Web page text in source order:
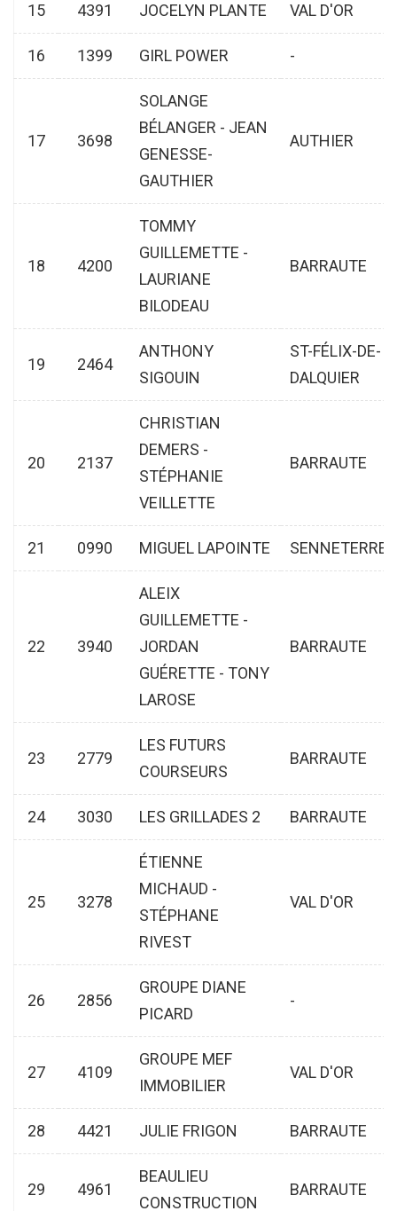
15 4391 JOCELYN PLANTE VAL D'OR
16 1399 GIRL POWER -
17 3698
SOLANGE
BÉLANGER - JEAN
GENESSE-
GAUTHIER
AUTHIER
18 4200
TOMMY
GUILLEMETTE -
LAURIANE
BILODEAU
BARRAUTE
19 2464
ANTHONY
SIGOUIN
ST-FÉLIX-DE-
DALQUIER
20 2137
CHRISTIAN
DEMERS -
STÉPHANIE
VEILLETTE
BARRAUTE
21 0990 MIGUEL LAPOINTE SENNETERRE
22 3940
ALEIX
GUILLEMETTE -
JORDAN
GUÉRETTE - TONY
LAROSE
BARRAUTE
23 2779
LES FUTURS
COURSEURS
BARRAUTE
24 3030 LES GRILLADES 2 BARRAUTE
25 3278
ÉTIENNE
MICHAUD -
STÉPHANE
RIVEST
VAL D'OR
26 2856
GROUPE DIANE
PICARD
-
27 4109
GROUPE MEF
IMMOBILIER
VAL D'OR
28 4421 JULIE FRIGON BARRAUTE
29 4961
BEAULIEU
CONSTRUCTION
BARRAUTE